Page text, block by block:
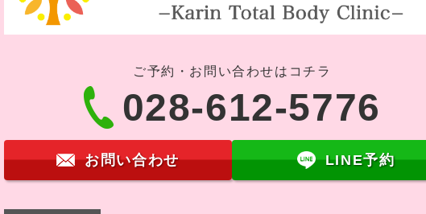
ご予約・お問い合わせはコチラ
028-612-5776
お問い合わせ LINE予約